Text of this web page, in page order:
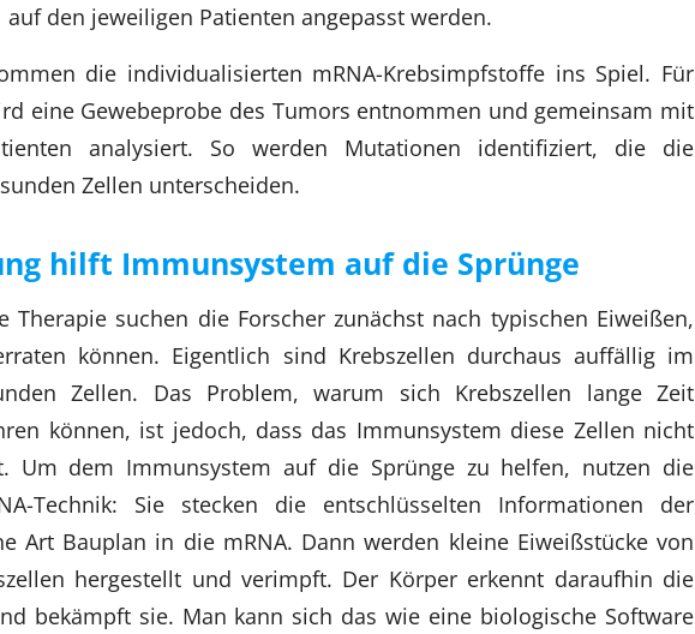
den jeweiligen Patienten angepasst werden.
die individualisierten mRNA-Krebsimpfstoffe ins Spiel. Für
eine Gewebeprobe des Tumors entnommen und gemeinsam mit
analysiert. So werden Mutationen identifiziert, die die
Zellen unterscheiden.
hilft Immunsystem auf die Sprünge
Therapie suchen die Forscher zunächst nach typischen Eiweißen,
können. Eigentlich sind Krebszellen durchaus auffällig im
Zellen. Das Problem, warum sich Krebszellen lange Zeit
können, ist jedoch, dass das Immunsystem diese Zellen nicht
Um dem Immunsystem auf die Sprünge zu helfen, nutzen die
Technik: Sie stecken die entschlüsselten Informationen der
Art Bauplan in die mRNA. Dann werden kleine Eiweißstücke von
hergestellt und verimpft. Der Körper erkennt daraufhin die
bekämpft sie. Man kann sich das wie eine biologische Software